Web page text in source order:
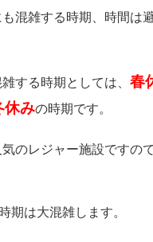
混雑する時期、時間は
する時期としては、 春
休みの時期です。
のレジャー施設ですの
期は大混雑します。